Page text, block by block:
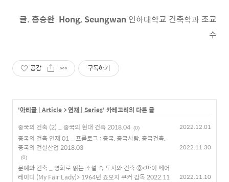
글. 홍승완 Hong, Seungwan 인하대학교 건축학과 조교
수
공감 구독하기
'아티클 | Article >연재 | Series' 카테고리의 다른 글
중국의 건축 (2) _ 중국의 현대 건축 2018.04 (0) 2022.12.01
중국의 건축 연재 01 _ 프롤로그 : 중국, 중국사람, 중국건축,
중국의 건설산업 2018.03
(0)
2022.11.30
문예와 건축 _ 영화로 읽는 소설 속 도시와 건축 ⑧<마이 페어
레이디 (My Fair Lady)> 1964년 죠오지 쿠커 감독 2022.11
2022.11.10